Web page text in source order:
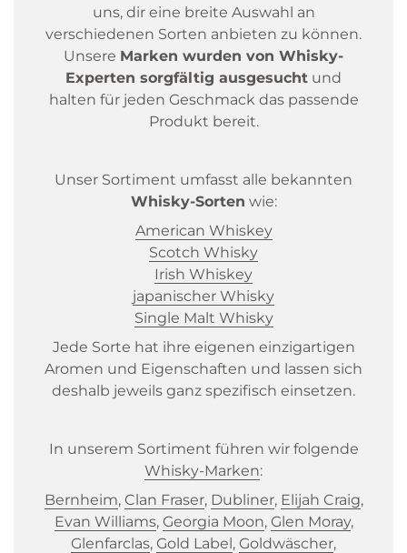
uns, dir eine breite Auswahl an
verschiedenen Sorten anbieten zu können.
Unsere Marken wurden von Whisky-
Experten sorgfältig ausgesucht und
halten für jeden Geschmack das passende
Produkt bereit.
Unser Sortiment umfasst alle bekannten
Whisky-Sorten wie:
American Whiskey
Scotch Whisky
Irish Whiskey
japanischer Whisky
Single Malt Whisky
Jede Sorte hat ihre eigenen einzigartigen
Aromen und Eigenschaften und lassen sich
deshalb jeweils ganz spezifisch einsetzen.
In unserem Sortiment führen wir folgende
Whisky-Marken:
Bernheim, Clan Fraser, Dubliner, Elijah Craig,
Evan Williams, Georgia Moon, Glen Moray,
Glenfarclas, Gold Label, Goldwäscher,